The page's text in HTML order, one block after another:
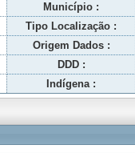
Município :
Tipo Localização :
Origem Dados :
DDD :
Indígena :